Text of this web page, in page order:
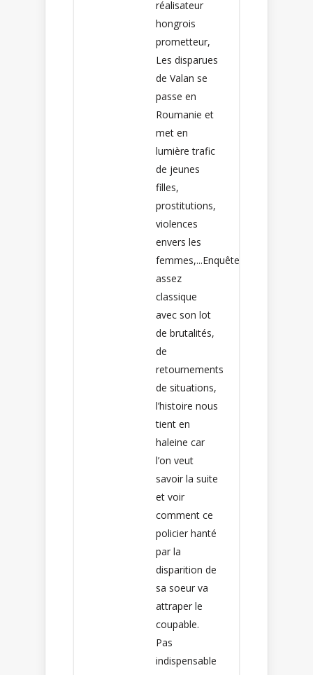
réalisateur
hongrois
prometteur,
Les disparues
de Valan se
passe en
Roumanie et
met en
lumière trafic
de jeunes
filles,
prostitutions,
violences
envers les
femmes,...Enquête
assez
classique
avec son lot
de brutalités,
de
retournements
de situations,
l’histoire nous
tient en
haleine car
l’on veut
savoir la suite
et voir
comment ce
policier hanté
par la
disparition de
sa soeur va
attraper le
coupable.
Pas
indispensable